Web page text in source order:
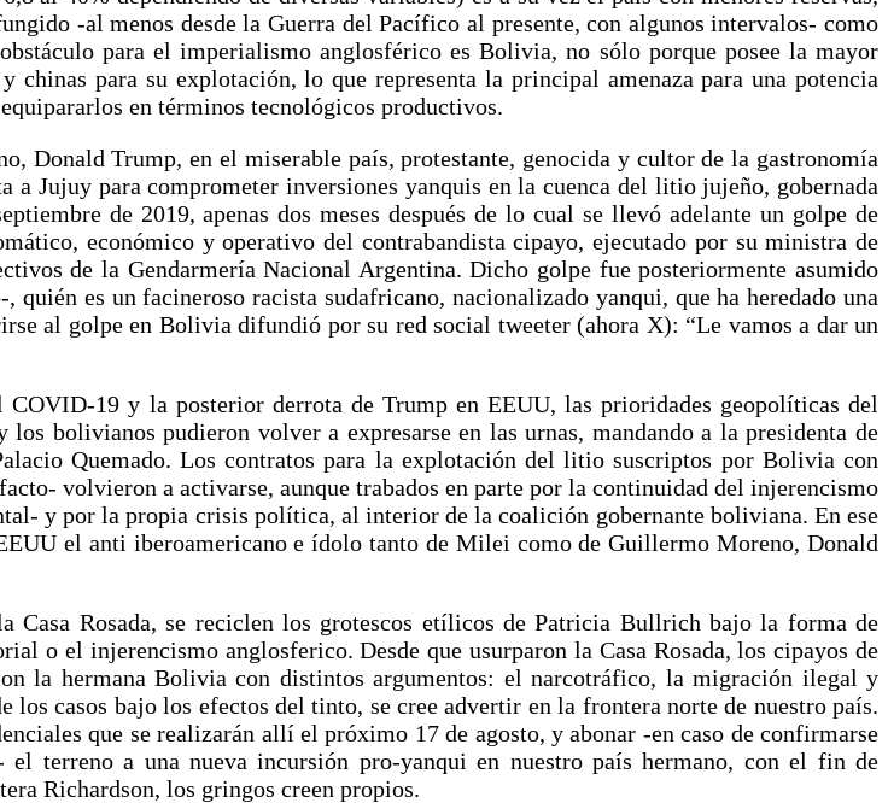
-al menos desde la Guerra del Pacífico al presente, con algunos intervalos- como
para el imperialismo anglosférico es Bolivia, no sólo porque posee la mayor
chinas para su explotación, lo que representa la principal amenaza para una potencia
en términos tecnológicos productivos.
Donald Trump, en el miserable país, protestante, genocida y cultor de la gastronomía
Jujuy para comprometer inversiones yanquis en la cuenca del litio jujeño, gobernada
de 2019, apenas dos meses después de lo cual se llevó adelante un golpe de
económico y operativo del contrabandista cipayo, ejecutado por su ministra de
de la Gendarmería Nacional Argentina. Dicho golpe fue posteriormente asumido
es un facineroso racista sudafricano, nacionalizado yanqui, que ha heredado una
al golpe en Bolivia difundió por su red social tweeter (ahora X): “Le vamos a dar un
19 y la posterior derrota de Trump en EEUU, las prioridades geopolíticas del
bolivianos pudieron volver a expresarse en las urnas, mandando a la presidenta de
Quemado. Los contratos para la explotación del litio suscriptos por Bolivia con
volvieron a activarse, aunque trabados en parte por la continuidad del injerencismo
y por la propia crisis política, al interior de la coalición gobernante boliviana. En ese
el anti iberoamericano e ídolo tanto de Milei como de Guillermo Moreno, Donald
Casa Rosada, se reciclen los grotescos etílicos de Patricia Bullrich bajo la forma de
o el injerencismo anglosferico. Desde que usurparon la Casa Rosada, los cipayos de
la hermana Bolivia con distintos argumentos: el narcotráfico, la migración ilegal y
casos bajo los efectos del tinto, se cree advertir en la frontera norte de nuestro país.
que se realizarán allí el próximo 17 de agosto, y abonar -en caso de confirmarse
terreno a una nueva incursión pro-yanqui en nuestro país hermano, con el fin de
Richardson, los gringos creen propios.